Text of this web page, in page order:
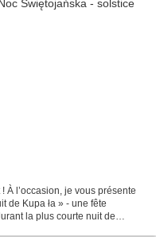
À l’occasion, je vous présente
de Kupa ła » - une fête
la plus courte nuit de